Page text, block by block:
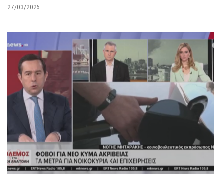
27/03/2026